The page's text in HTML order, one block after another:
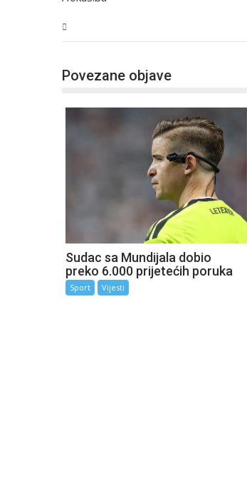
Povezane objave
Sudac sa Mundijala dobio
preko 6.000 prijetećih poruka
Sport Vijesti